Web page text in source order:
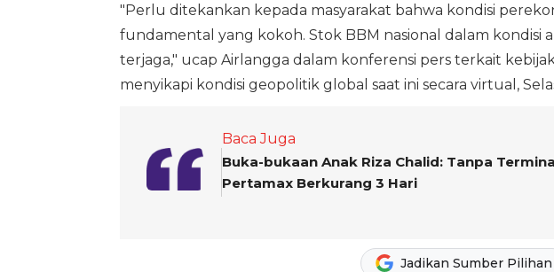
"Perlu ditekankan kepada masyarakat bahwa kondisi
fundamental yang kokoh. Stok BBM nasional dalam kondisi
terjaga," ucap Airlangga dalam konferensi pers terkait
menyikapi kondisi geopolitik global saat ini secara virtual,
Baca Juga
Buka-bukaan Anak Riza Chalid: Tanpa
Pertamax Berkurang 3 Hari
Jadikan Sumber Pilihan